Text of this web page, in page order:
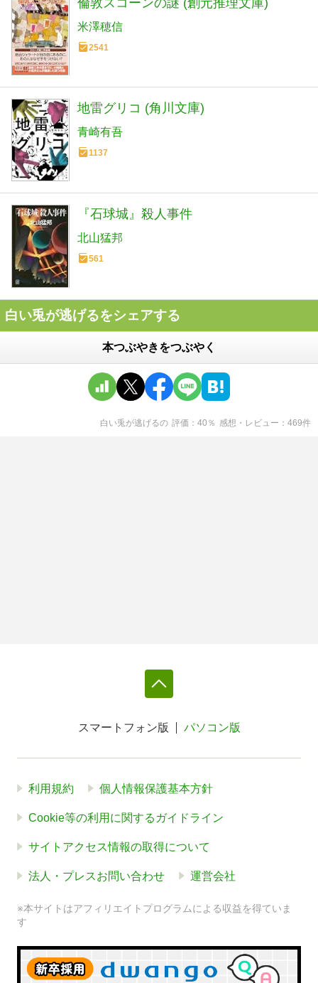
倫敦スコーンの謎 (創元推理文庫)
米澤穂信
2541
地雷グリコ (角川文庫)
青崎有吾
1137
『石球城』殺人事件
北山猛邦
561
白い兎が逃げるをシェアする
本つぶやきをつぶやく
白い兎が逃げるの 評価 40 ％ 感想・レビュー 469件
スマートフォン版 パソコン版
利用規約 個人情報保護基本方針
Cookie等の利用に関するガイドライン
サイトアクセス情報の取得について
法人・プレスお問い合わせ 運営会社
※本サイトはアフィリエイトプログラムによる収益を得ていま
す